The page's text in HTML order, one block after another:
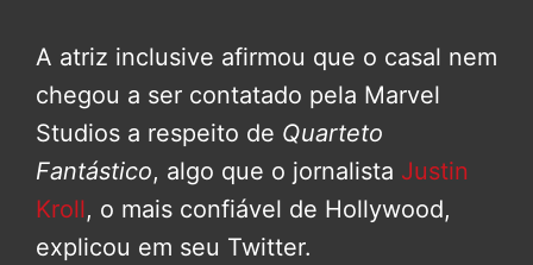
A atriz inclusive afirmou que o casal nem
chegou a ser contatado pela Marvel
Studios a respeito de Quarteto
Fantástico, algo que o jornalista Justin
Kroll, o mais confiável de Hollywood,
explicou em seu Twitter.